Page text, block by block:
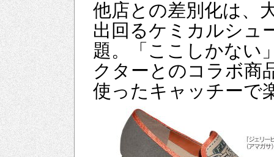
他店との差別化は、
出回るケミカルシュ
題。「ここしかない
クターとのコラボ商
使ったキャッチーで